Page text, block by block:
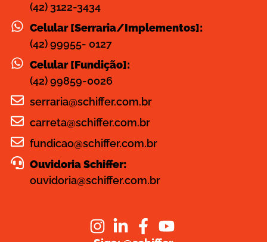
(42) 3122-3434
Celular [Serraria/Implementos]:
(42) 99955- 0127
Celular [Fundição]:
(42) 99859-0026
serraria@schiffer.com.br
carreta@schiffer.com.br
fundicao@schiffer.com.br
Ouvidoria Schiffer:
ouvidoria@schiffer.com.br